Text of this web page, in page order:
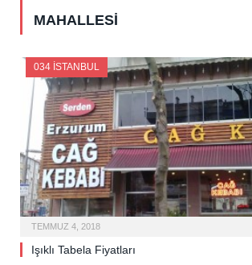
MAHALLESI
034 İSTANBUL
TEMMUZ 4, 2018
Işıklı Tabela Fiyatları